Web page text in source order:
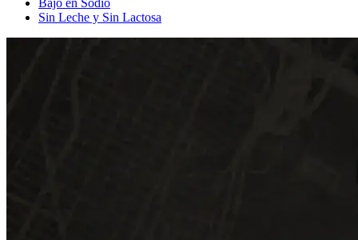
Sin Leche y Sin Lactosa